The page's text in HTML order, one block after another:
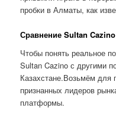
пробки в Алматы, как
Сравнение Sultan
Чтобы понять реальное
Sultan Cazino с другими
Казахстане.Возьмём для
признанных лидеров
платформы.